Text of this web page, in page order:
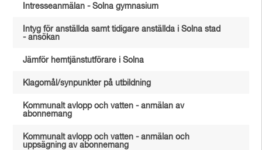
Intresseanmälan - Solna gymnasium
Intyg för anställda samt tidigare anställda i Solna stad
- ansökan
Jämför hemtjänstutförare i Solna
Klagomål/synpunkter på utbildning
Kommunalt avlopp och vatten - anmälan av
abonnemang
Kommunalt avlopp och vatten - anmälan och
uppsägning av abonnemang